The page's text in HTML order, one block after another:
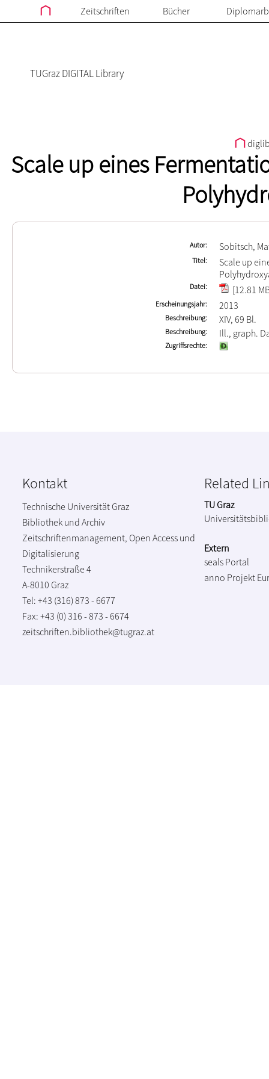
Zeitschriften Bücher
TUGraz DIGITAL Library
Scale up eines
Autor Sobitsch,
Titel
Scale up
Datei [12.81
Erscheinungsjahr 2013
Beschreibung XIV, 69 Bl.
Beschreibung Ill., graph.
Zugriffsrechte
Kontakt
Technische Universität Graz
Bibliothek und Archiv
Zeitschriftenmanagement, Open Access und
Digitalisierung
Technikerstraße 4
A-8010 Graz
Tel: +43 (316) 873 - 6677
Fax: +43 (0) 316 - 873 - 6674
zeitschriften.bibliothek@tugraz.at
Related
TU Graz
Extern
seals Portal
anno Projekt